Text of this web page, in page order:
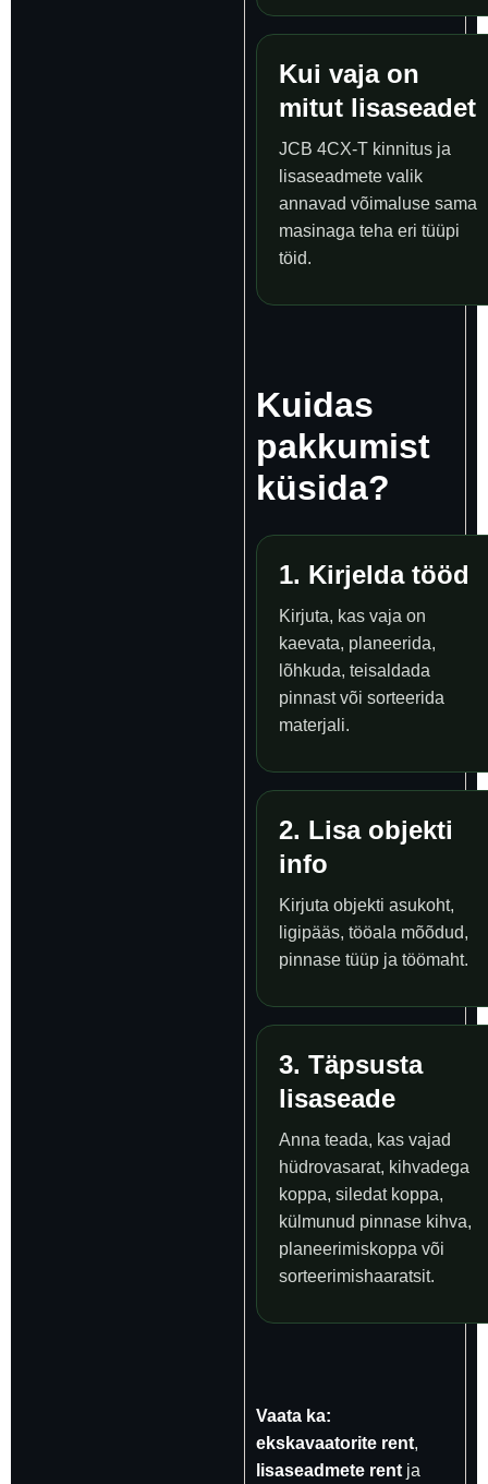
Kui vaja on
mitut lisaseadet
JCB 4CX-T kinnitus ja
lisaseadmete valik
annavad võimaluse sama
masinaga teha eri tüüpi
töid.
Kuidas
pakkumist
küsida?
1. Kirjelda tööd
Kirjuta, kas vaja on
kaevata, planeerida,
lõhkuda, teisaldada
pinnast või sorteerida
materjali.
2. Lisa objekti
info
Kirjuta objekti asukoht,
ligipääs, tööala mõõdud,
pinnase tüüp ja töömaht.
3. Täpsusta
lisaseade
Anna teada, kas vajad
hüdrovasarat, kihvadega
koppa, siledat koppa,
külmunud pinnase kihva,
planeerimiskoppa või
sorteerimishaaratsit.
Vaata ka:
ekskavaatorite rent,
lisaseadmete rent ja